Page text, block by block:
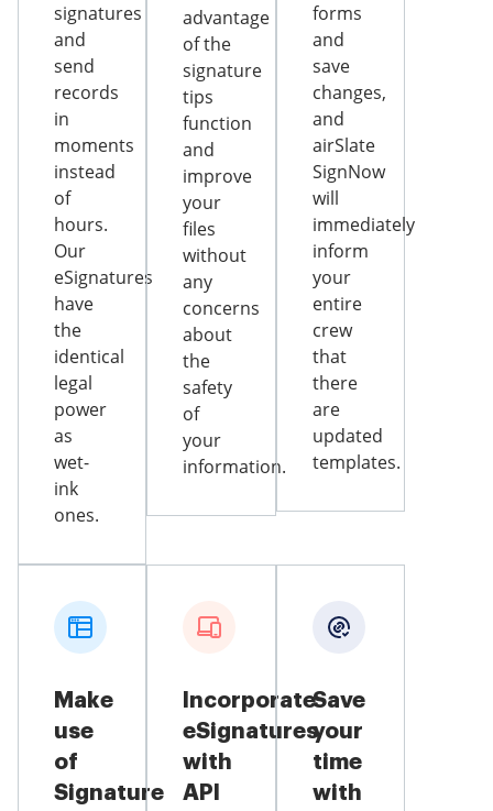
signatures
and
send
records
in
moments
instead
of
hours.
Our
eSignatures
have
the
identical
legal
power
as
wet-
ink
ones.
advantage
of the
signature
tips
function
and
improve
your
files
without
any
concerns
about
the
safety
of
your
information.
forms
and
save
changes,
and
airSlate
SignNow
will
immediately
inform
your
entire
crew
that
there
are
updated
templates.
Make
use
of
Signature
Incorporate
eSignatures
with
API
Save
your
time
with